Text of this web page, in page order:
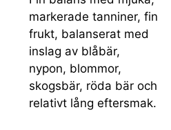
markerade tanniner, fin
frukt, balanserat med
inslag av blåbär,
nypon, blommor,
skogsbär, röda bär och
relativt lång eftersmak.